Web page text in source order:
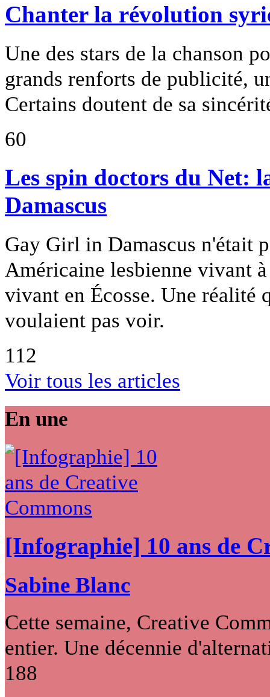
Chanter la révolution
Une des stars de la chanson
grands renforts de publicité,
Certains doutent de sa
60
Les spin doctors du Net:
Damascus
Gay Girl in Damascus n'était
Américaine lesbienne vivant
vivant en Écosse. Une réalité
voulaient pas voir.
112
Voir tous les articles
En une
[Infographie] 10 ans de
Sabine Blanc
Cette semaine, Creative
entier. Une décennie
188